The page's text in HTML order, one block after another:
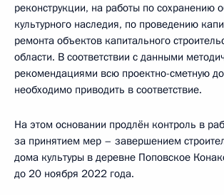
реконструкции, на работы по сохранению
культурного наследия, по проведению
ремонта объектов капитального
области. В соответствии с данными
рекомендациями всю проектно-сметную
необходимо приводить в соответствие.
На этом основании продлён контроль в
за принятием мер – завершением
дома культуры в деревне Поповское
до 20 ноября 2022 года.